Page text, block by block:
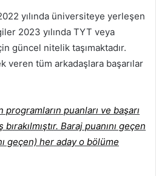
yılında üniversiteye yerleşen
2023 yılında TYT veya
güncel nitelik taşımaktadır.
veren tüm arkadaşlara başarılar
programların puanları ve başarı
Baraj puanını geçen
geçen) her aday o bölüme